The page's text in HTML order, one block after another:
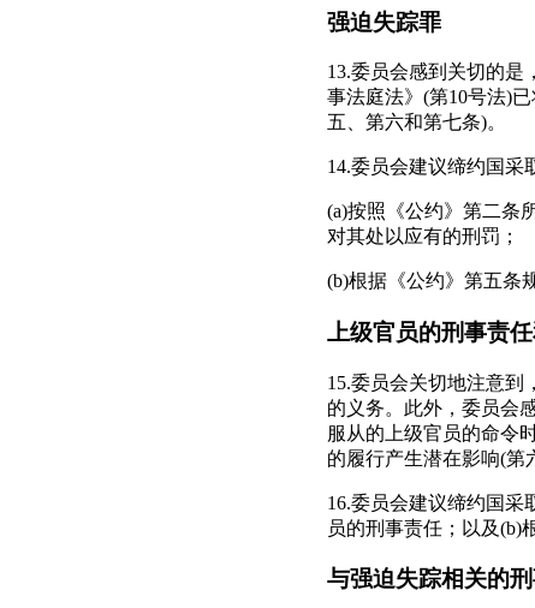
强迫失踪罪
13.委员会感到关切的是
事法庭法》(第10号法)
五、第六和第七条)。
14.委员会建议缔约国采
(a)按照《公约》第二条
对其处以应有的刑罚；
(b)根据《公约》第五条
上级官员的刑事责
15.委员会关切地注意到
的义务。此外，委员会
服从的上级官员的命令
的履行产生潜在影响(第
16.委员会建议缔约国采
员的刑事责任；以及(b)
与强迫失踪相关的